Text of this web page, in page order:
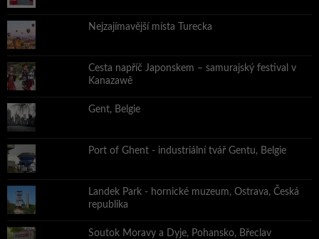
Nejzajímavější místa Turecka
Cesta napříč Japonskem – samurajský festival v
Kanazawě
Gent, Belgie
Port of Ghent - industriální tvář Gentu, Belgie
Landek Park - hornické muzeum, Ostrava, Česká
republika
Soutok Moravy a Dyje, Pohansko, Břeclav